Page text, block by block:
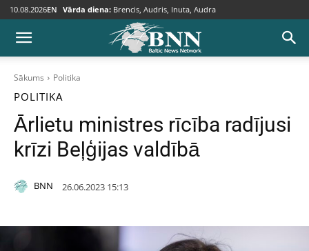
10.08.2026EN Vārda diena: Brencis, Audris, Inuta, Audra
Sākums Politika
POLITIKA
Ārlietu ministres rīcība radījusi
krīzi Beļģijas valdībā
BNN 26.06.2023 15:13